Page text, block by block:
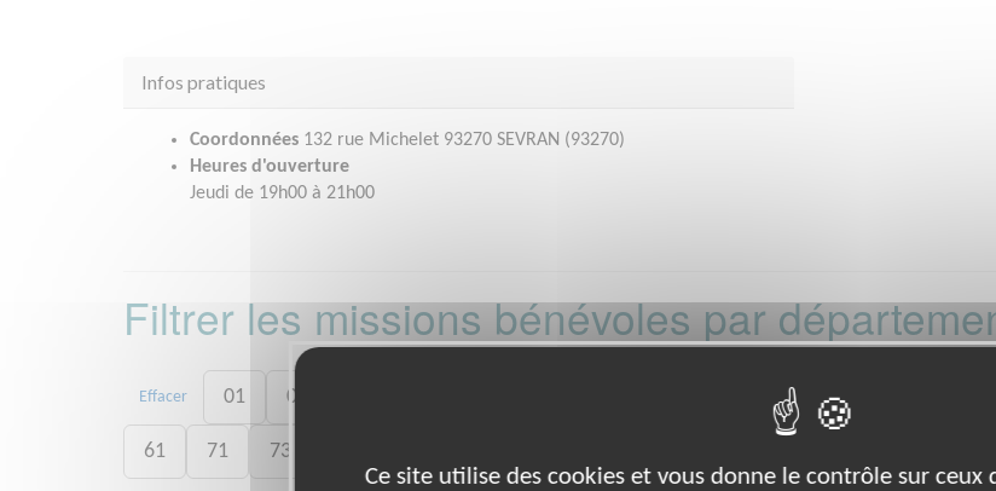
Infos pratiques
Coordonnées 132 rue Michelet 93270 SEVRAN (93270)
Heures d'ouverture
Jeudi de 19h00 à 21h00
Filtrer les missions bénévoles par
Effacer 01 06 29
61 71 73
Ce site utilise des cookies et vous donne le contrôle sur ceux